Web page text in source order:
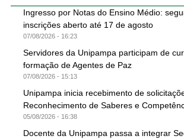
Ingresso por Notas do Ensino Médio:
inscrições aberto até 17 de agosto
07/08/2026 - 16:23
Servidores da Unipampa participam de
formação de Agentes de Paz
07/08/2026 - 15:13
Unipampa inicia recebimento de
Reconhecimento de Saberes e
05/08/2026 - 16:38
Docente da Unipampa passa a integrar